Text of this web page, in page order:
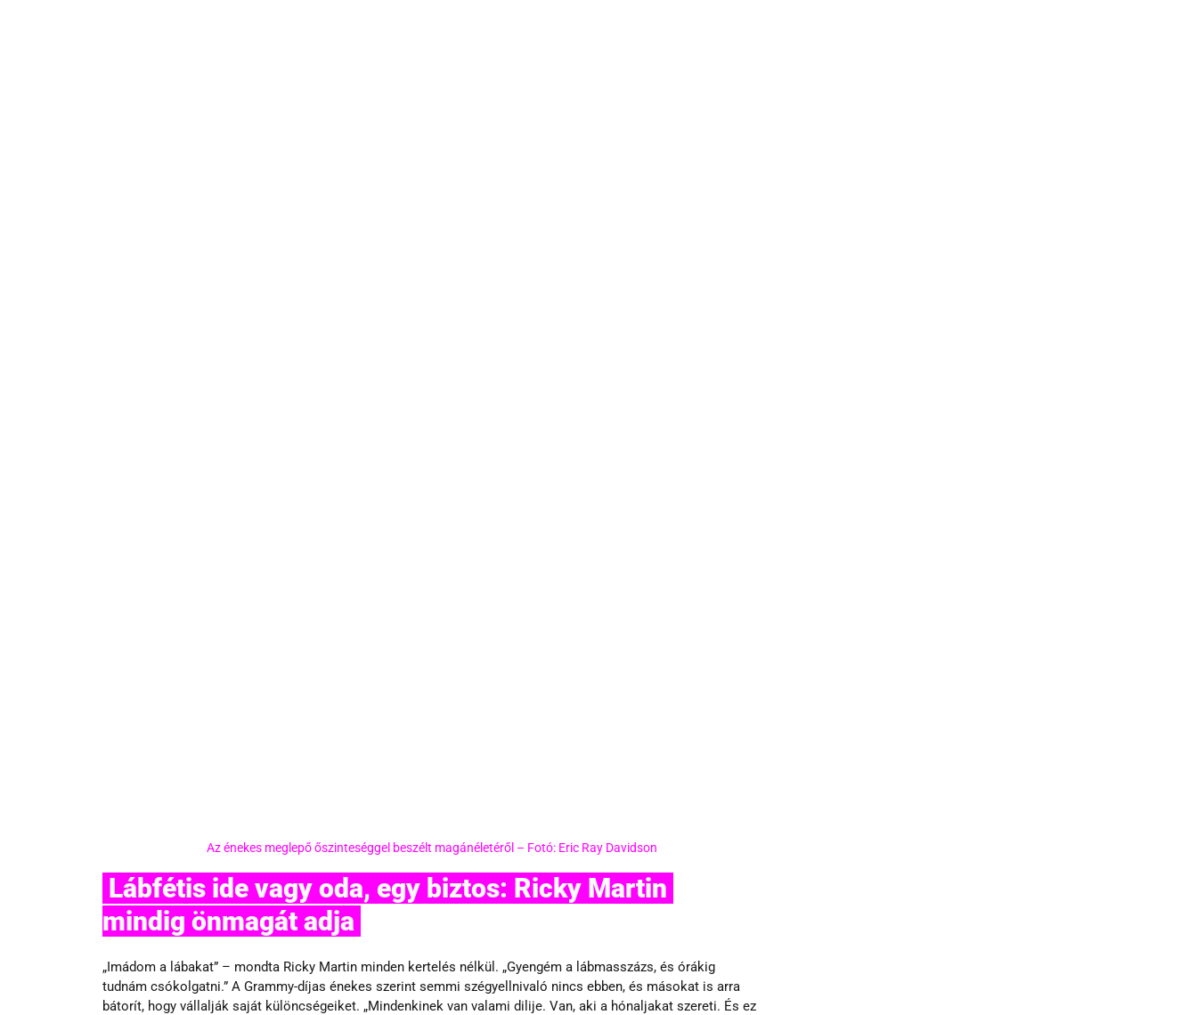
Az énekes meglepő őszinteséggel beszélt magánéletéről – Fotó: Eric Ray Davidson
mindig önmagát adja
„Imádom a lábakat” – mondta Ricky Martin minden kertelés nélkül. „Gyengém a lábmasszázs, és órákig
tudnám csókolgatni.” A Grammy-díjas énekes szerint semmi szégyellnivaló nincs ebben, és másokat is arra
bátorít, hogy vállalják saját különcségeiket. „Mindenkinek van valami dilije. Van, aki a hónaljakat szereti. És ez